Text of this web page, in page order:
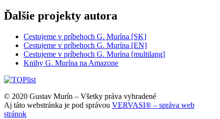
Ďalšie projekty autora
Cestujeme v príbehoch G. Murína [SK]
Cestujeme v príbehoch G. Murína [EN]
Cestujeme v príbehoch G. Murína [multilang]
Knihy G. Murína na Amazone
© 2020 Gustav Murín – Všetky práva vyhradené
Aj táto webstránka je pod správou VERVASI® – správa web
stránok